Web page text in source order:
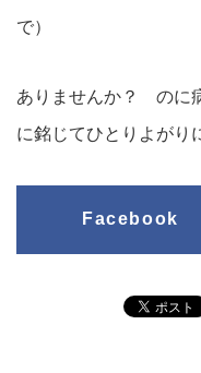
で）
ありませんか？ のに
に銘じてひとりよがり
Facebook